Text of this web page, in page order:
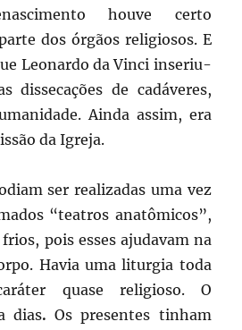
houve certo
dos órgãos religiosos. E
Leonardo da Vinci inseriu-
dissecações de cadáveres,
Ainda assim, era
da Igreja.
ser realizadas uma vez
“teatros anatômicos”,
pois esses ajudavam na
Havia uma liturgia toda
quase religioso. O
dias.Os presentes tinham